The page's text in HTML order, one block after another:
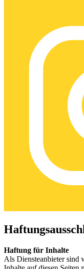
Haftung für Inhalte
Als Diensteanbieter sind